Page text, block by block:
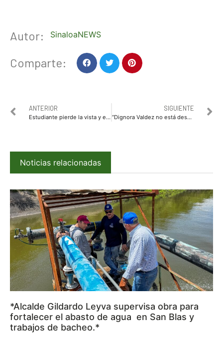
Autor: SinaloaNEWS
Comparte:
ANTERIOR
Estudiante pierde la vista y el habla tras beber 1 litro de vodka en novatada de universidad
SIGUIENTE
“Dignora Valdez no está despedida, pero existe un recurso ante la Comisión de Honor y Justicia”: Gerardo Vargas
Noticias relacionadas
*Alcalde Gildardo Leyva supervisa obra para
fortalecer el abasto de agua en San Blas y
trabajos de bacheo.*